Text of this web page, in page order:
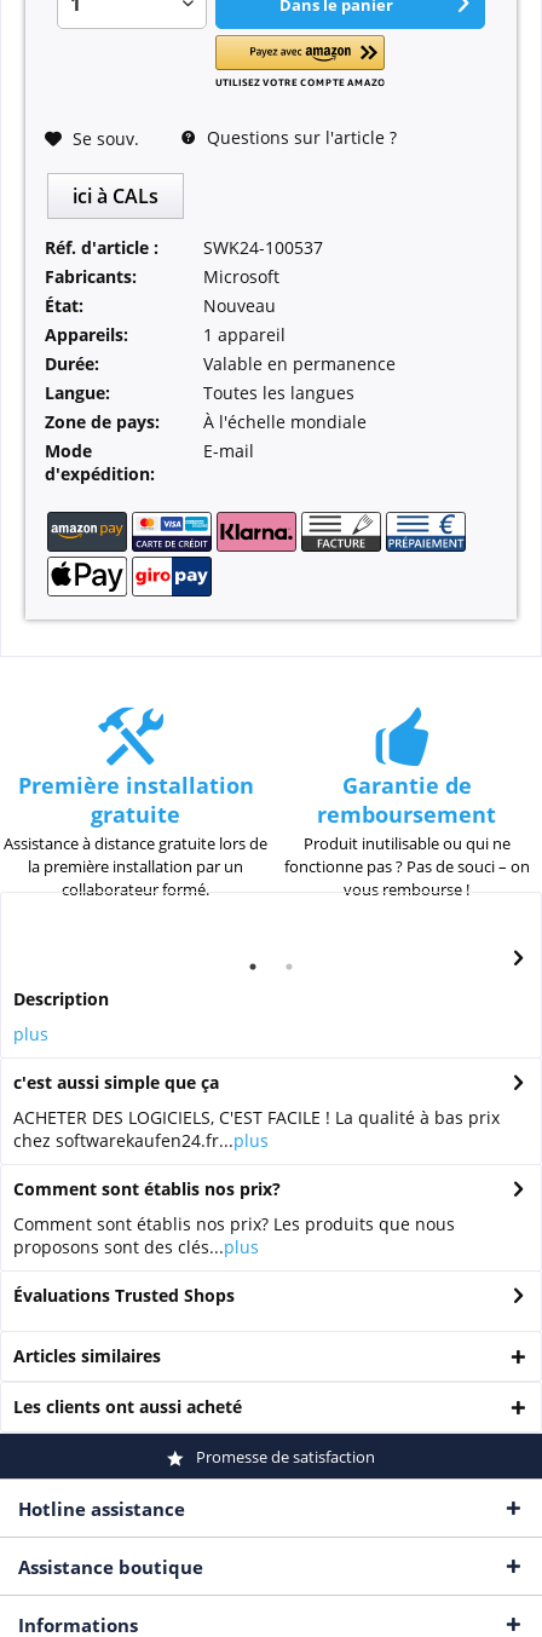
Dans le panier
Se souv. Questions sur l'article ?
ici à CALs
Réf. d'article :
SWK24-100537
Fabricants:
Microsoft
État:
Nouveau
Appareils:
1 appareil
Durée:
Valable en permanence
Langue:
Toutes les langues
Zone de pays:
À l'échelle mondiale
Mode
d'expédition:
E-mail
Première installation
gratuite
Assistance à distance gratuite lors de
la première installation par un
collaborateur formé.
Garantie de
remboursement
Produit inutilisable ou qui ne
fonctionne pas ? Pas de souci – on
vous rembourse !
Description
plus
c'est aussi simple que ça
ACHETER DES LOGICIELS, C'EST FACILE ! La qualité à bas prix
chez softwarekaufen24.fr...plus
Comment sont établis nos prix?
Comment sont établis nos prix? Les produits que nous
proposons sont des clés...plus
Évaluations Trusted Shops
Articles similaires
Les clients ont aussi acheté
Promesse de satisfaction
Hotline assistance
Assistance boutique
Informations